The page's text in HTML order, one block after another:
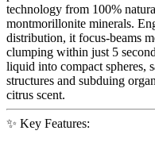
technology from 100%
montmorillonite minerals.
distribution, it focus-beams
clumping within just 5
liquid into compact spheres,
structures and subduing
citrus scent.
✨ Key Features: